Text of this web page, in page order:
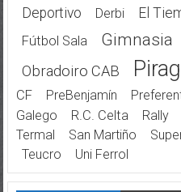
Deportivo Derbi El
Fútbol Sala Gimnasia
Obradoiro CAB
CF
PreBenjamín
Galego
R.C. Celta Rally
Termal
San Martiño
Teucro
Uni Ferrol